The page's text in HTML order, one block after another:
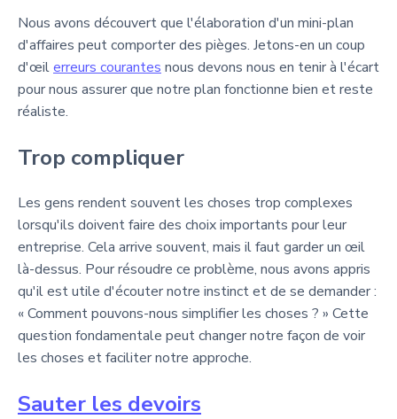
Nous avons découvert que l'élaboration d'un mini-plan
d'affaires peut comporter des pièges. Jetons-en un coup
d'œilerreurs courantes nous devons nous en tenir à l'écart
pour nous assurer que notre plan fonctionne bien et reste
réaliste.
Trop compliquer
Les gens rendent souvent les choses trop complexes
lorsqu'ils doivent faire des choix importants pour leur
entreprise. Cela arrive souvent, mais il faut garder un œil
là-dessus. Pour résoudre ce problème, nous avons appris
qu'il est utile d'écouter notre instinct et de se demander :
« Comment pouvons-nous simplifier les choses ? » Cette
question fondamentale peut changer notre façon de voir
les choses et faciliter notre approche.
Sauter les devoirs